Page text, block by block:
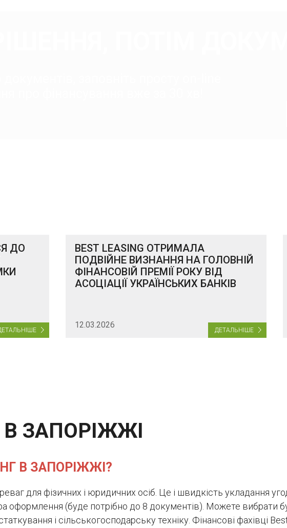
ДО
BEST LEASING ОТРИМАЛА
ПОДВІЙНЕ ВИЗНАННЯ НА ГОЛОВНІЙ
ФІНАНСОВІЙ ПРЕМІЇ РОКУ ВІД
АСОЦІАЦІЇ УКРАЇНСЬКИХ БАНКІВ
12.03.2026
ДЕТАЛЬНІШЕ
В ЗАПОРІЖЖІ
В ЗАПОРІЖЖІ?
для фізичних і юридичних осіб. Це і швидкість укладання
оформлення (буде потрібно до 8 документів). Можете вибрати
і сільськогосподарську техніку. Фінансові фахівці